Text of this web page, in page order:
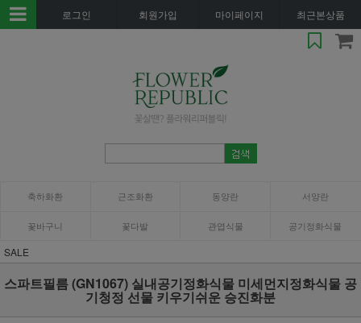
로그인 회원가입 마이페이지 최근본상품
축하화환 근조화환 동양란 서양란
꽃바구니 꽃다발 관엽식물 공기정화식물
SALE
스파트필름 (GN1067) 실내공기정화식물 미세먼지정화식물 공
기청정 선물 키우기쉬운 승진화분